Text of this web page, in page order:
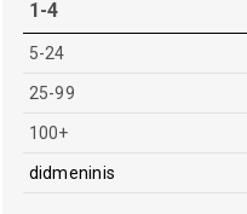
1-4
5-24
25-99
100+
didmeninis